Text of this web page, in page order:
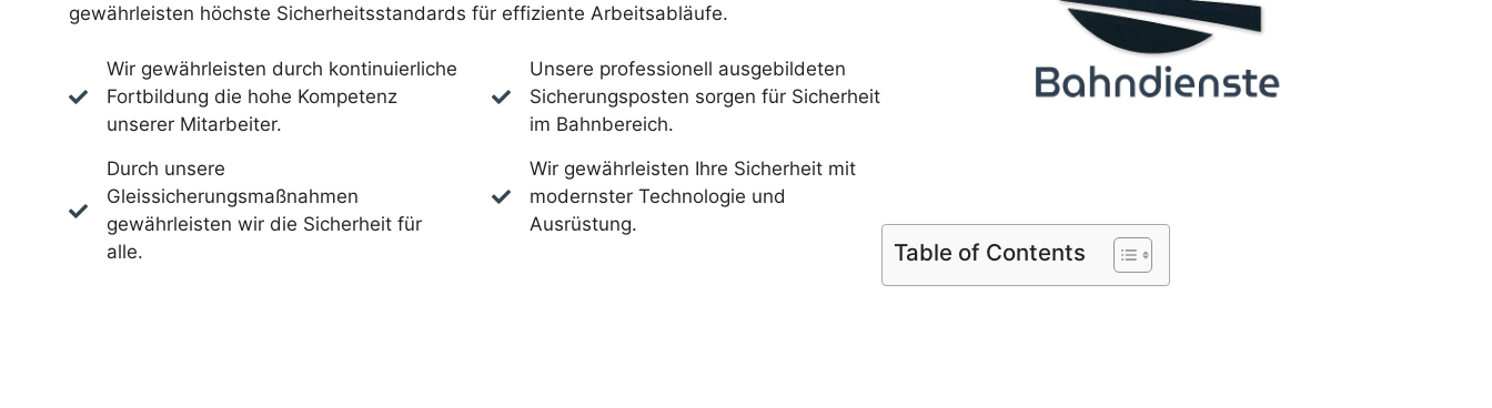
gewährleisten höchste Sicherheitsstandards für effiziente Arbeitsabläufe.
Wir gewährleisten durch kontinuierliche
Fortbildung die hohe Kompetenz
unserer Mitarbeiter.
Durch unsere
Gleissicherungsmaßnahmen
gewährleisten wir die Sicherheit für
alle.
Unsere professionell ausgebildeten
Sicherungsposten sorgen für Sicherheit
im Bahnbereich.
Wir gewährleisten Ihre Sicherheit mit
modernster Technologie und
Ausrüstung.
Table of Contents